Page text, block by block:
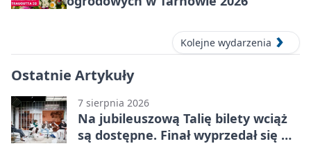
Kolejne wydarzenia
Ostatnie Artykuły
7 sierpnia 2026
Na jubileuszową Talię bilety wciąż
są dostępne. Finał wyprzedał się w